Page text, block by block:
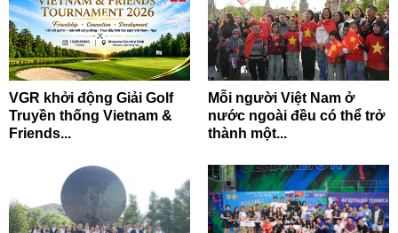
VGR khởi động Giải Golf
Truyền thống Vietnam &
Friends...
Mỗi người Việt Nam ở
nước ngoài đều có thể trở
thành một...